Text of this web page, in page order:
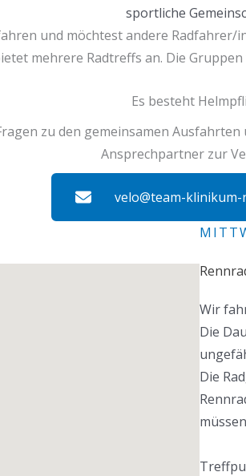
sportliche
und möchtest andere
mehrere Radtreffs an. Die
Es besteht
zu den gemeinsamen
Ansprechpartner zur
velo@team-
Wir
Die
Die